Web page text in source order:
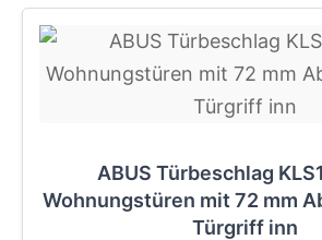
ABUS Türbeschlag
Wohnungstüren mit 72 mm
Türgriff inn